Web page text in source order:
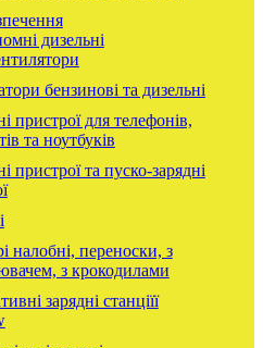
дизельні
бензинові та дизельні
пристрої для телефонів,
та ноутбуків
пристрої та пуско-зарядні
налобні, переноски, з
з крокодилами
зарядні станціїї